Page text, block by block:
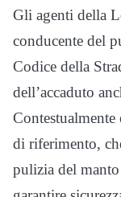
Gli agenti della
conducente del
Codice della
dell’accaduto
Contestualmente
di riferimento,
pulizia del